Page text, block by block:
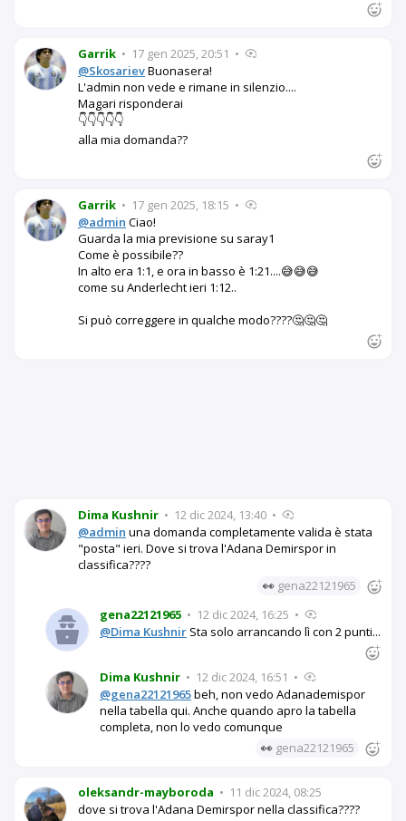
Garrik • 17 gen 2025, 20:51 •
@SkosarievBuonasera!
L'admin non vede e rimane in silenzio....
Magari risponderai
👇👇👇👇👇
alla mia domanda??
Garrik • 17 gen 2025, 18:15 •
@admin Ciao!
Guarda la mia previsione su saray1
Come è possibile??
In alto era 1:1, e ora in basso è 1:21....😅😅😅
come su Anderlecht ieri 1:12..
Si può correggere in qualche modo????🤔🤔🤔
Dima Kushnir • 12 dic 2024, 13:40 •
@admin una domanda completamente valida è stata
"posta" ieri. Dove si trova l'Adana Demirspor in
classifica????
👀 gena22121965
gena22121965 • 12 dic 2024, 16:25 •
@Dima Kushnir Sta solo arrancando lì con 2 punti...
Dima Kushnir • 12 dic 2024, 16:51 •
@gena22121965beh, non vedo Adanademispor
nella tabella qui. Anche quando apro la tabella
completa, non lo vedo comunque
👀 gena22121965
oleksandr-mayboroda • 11 dic 2024, 08:25
dove si trova l'Adana Demirspor nella classifica????